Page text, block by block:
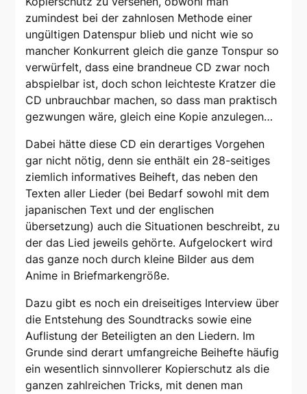
zumindest bei der zahnlosen Methode einer
ungültigen Datenspur blieb und nicht wie so
mancher Konkurrent gleich die ganze Tonspur so
verwürfelt, dass eine brandneue CD zwar noch
abspielbar ist, doch schon leichteste Kratzer die
CD unbrauchbar machen, so dass man praktisch
gezwungen wäre, gleich eine Kopie anzulegen…
Dabei hätte diese CD ein derartiges Vorgehen
gar nicht nötig, denn sie enthält ein 28-seitiges
ziemlich informatives Beiheft, das neben den
Texten aller Lieder (bei Bedarf sowohl mit dem
japanischen Text und der englischen
übersetzung) auch die Situationen beschreibt, zu
der das Lied jeweils gehörte. Aufgelockert wird
das ganze noch durch kleine Bilder aus dem
Anime in Briefmarkengröße.
Dazu gibt es noch ein dreiseitiges Interview über
die Entstehung des Soundtracks sowie eine
Auflistung der Beteiligten an den Liedern. Im
Grunde sind derart umfangreiche Beihefte häufig
ein wesentlich sinnvollerer Kopierschutz als die
ganzen zahlreichen Tricks, mit denen man